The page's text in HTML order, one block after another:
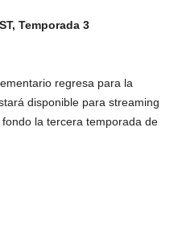
Temporada 3
regresa para la
disponible para streaming
la tercera temporada de